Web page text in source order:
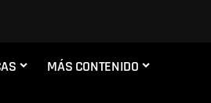
MÁS CONTENIDO